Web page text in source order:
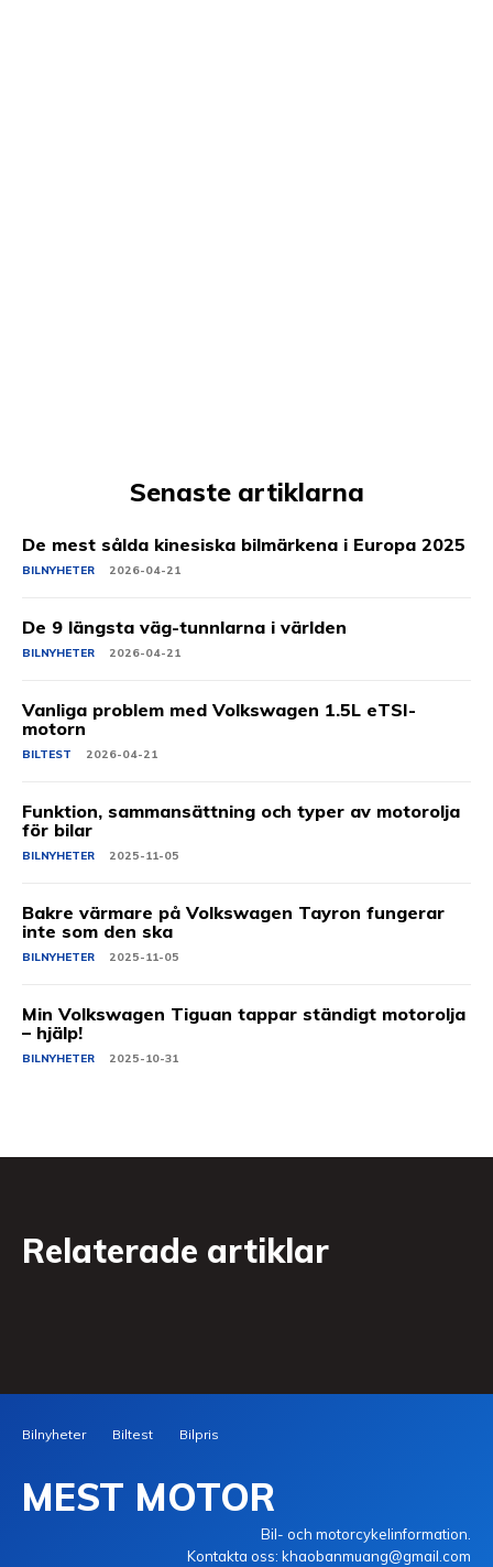
Senaste artiklarna
De mest sålda kinesiska bilmärkena i Europa 2025
BILNYHETER 2026-04-21
De 9 längsta väg-tunnlarna i världen
BILNYHETER 2026-04-21
Vanliga problem med Volkswagen 1.5L eTSI-
motorn
BILTEST 2026-04-21
Funktion, sammansättning och typer av motorolja
för bilar
BILNYHETER 2025-11-05
Bakre värmare på Volkswagen Tayron fungerar
inte som den ska
BILNYHETER 2025-11-05
Min Volkswagen Tiguan tappar ständigt motorolja
– hjälp!
BILNYHETER 2025-10-31
Relaterade artiklar
Bilnyheter Biltest Bilpris
MEST MOTOR
Bil- och motorcykelinformation.
Kontakta oss: khaobanmuang@gmail.com